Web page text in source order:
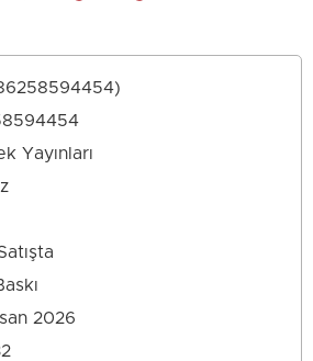
Yayınları
2026